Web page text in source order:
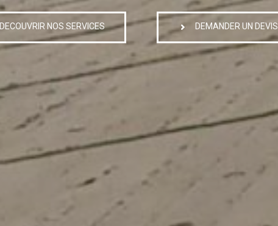
DECOUVRIR NOS SERVICES DEMANDER UN DEVIS